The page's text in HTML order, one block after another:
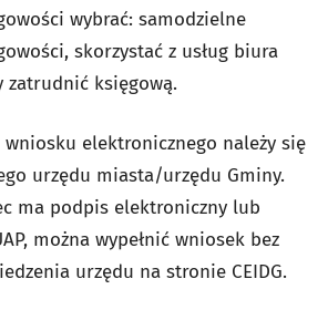
wybrać: samodzielne
skorzystać z usług biura
zatrudnić księgową.
wniosku elektronicznego należy się
urzędu miasta/urzędu Gminy.
ma podpis elektroniczny lub
można wypełnić wniosek bez
urzędu na stronie CEIDG.